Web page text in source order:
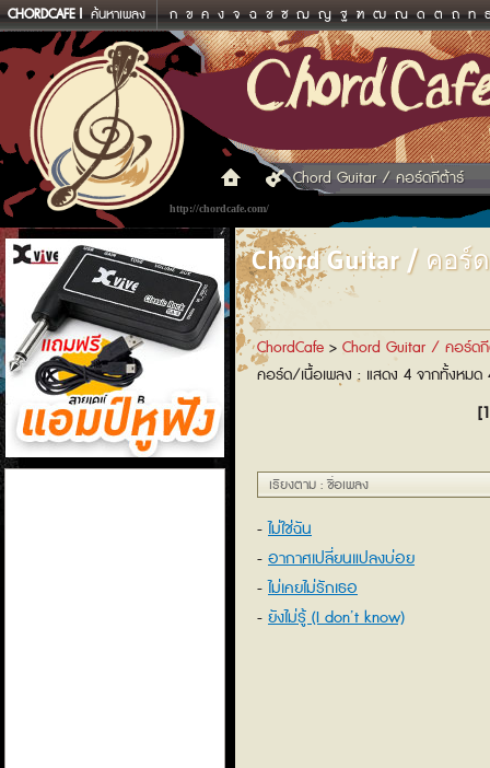
CHORDCAFE ค้นหาเพลง ก ข ค ง จ ฉ ช ซ ฌ ญ ฐ ฑ ฒ ณ ด ต ถ ท
http://chordcafe.com/
Chord Guitar / คอร์ดกีต้าร์
แอมป์หูฟัง
Chord Guitar / คอร์
ChordCafe > Chord Guitar / คอร์ด
คอร์ด/เนื้อเพลง : แสดง 4 จากทั้งหมด
เรียงตาม : ชื่อเพลง
ไม่ใช่ฉัน
อากาศเปลี่ยนแปลงบ่อย
ไม่เคยไม่รักเธอ
ยังไม่รู้ (I don’t know)